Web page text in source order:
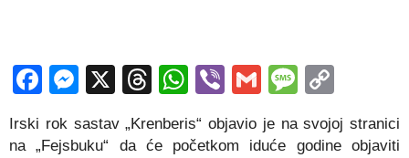
Facebook
Messenger
X Threads
WhatsApp
ViberGmail
Irski rok sastav „Krenberis“ objavio je na svojoj stranici
na „Fejsbuku“ da će početkom iduće godine objaviti